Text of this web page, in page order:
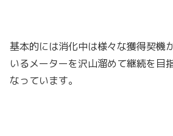
基本的には消化中は様々な獲得契機
いるメーターを沢山溜めて継続を目
なっています。